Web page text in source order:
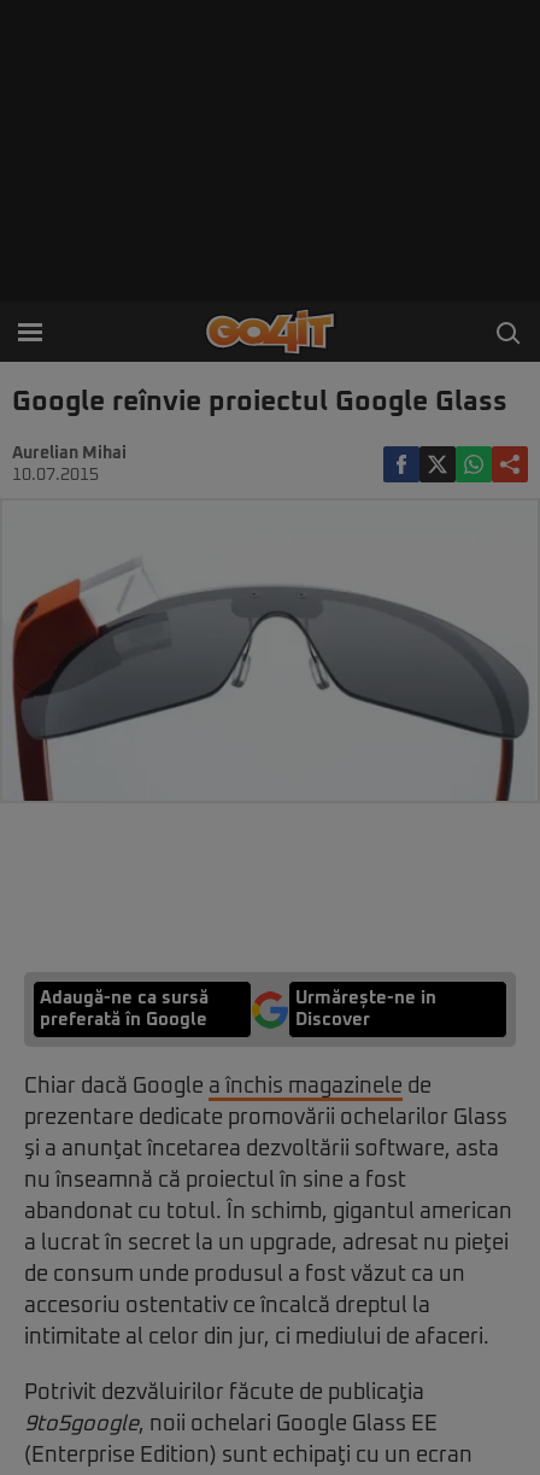
Google reînvie proiectul Google Glass
Aurelian Mihai
10.07.2015
Adaugă-ne ca sursă
preferată în Google
Urmărește-ne in
Discover
Chiar dacă Google a închis magazinele de
prezentare dedicate promovării ochelarilor Glass
şi a anunţat încetarea dezvoltării software, asta
nu înseamnă că proiectul în sine a fost
abandonat cu totul. În schimb, gigantul american
a lucrat în secret la un upgrade, adresat nu pieţei
de consum unde produsul a fost văzut ca un
accesoriu ostentativ ce încalcă dreptul la
intimitate al celor din jur, ci mediului de afaceri.
Potrivit dezvăluirilor făcute de publicaţia
9to5google, noii ochelari Google Glass EE
(Enterprise Edition) sunt echipaţi cu un ecran